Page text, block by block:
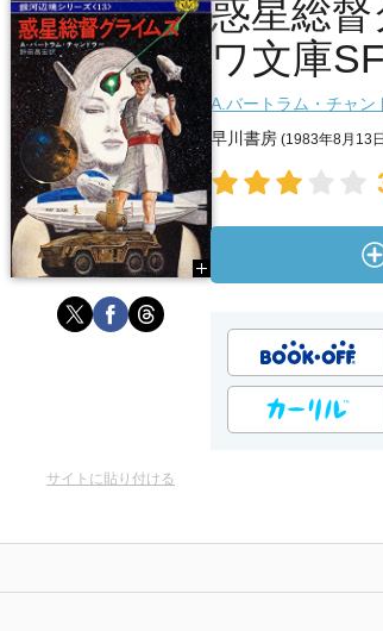
惑星総
ワ文庫
A.バートラム・チャン
早川書房 (1983年8月13
サイトに貼り付ける